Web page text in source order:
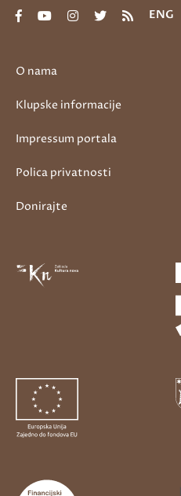
O nama
Klupske informacije
Impressum portala
Polica privatnosti
Donirajte
ENG